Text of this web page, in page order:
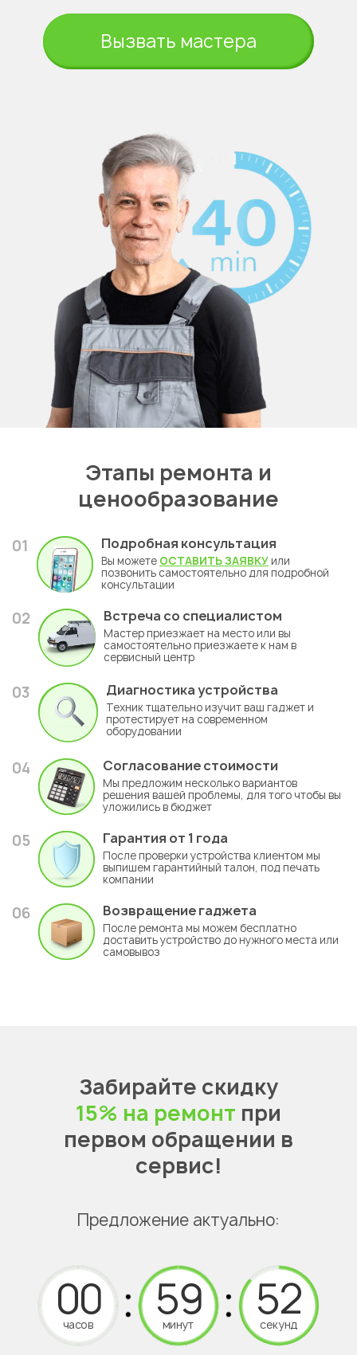
Вызвать мастера
Этапы ремонта и
ценообразование
01 Подробная консультация
Вы можете ОСТАВИТЬ ЗАЯВКУ или
позвонить самостоятельно для подробной
консультации
02 Встреча со специалистом
Мастер приезжает на место или вы
самостоятельно приезжаете к нам в
сервисный центр
03 Диагностика устройства
Техник тщательно изучит ваш гаджет и
протестирует на современном
оборудовании
04 Согласование стоимости
Мы предложим несколько вариантов
решения вашей проблемы, для того чтобы вы
уложились в бюджет
05 Гарантия от 1 года
После проверки устройства клиентом мы
выпишем гарантийный талон, под печать
компании
06 Возвращение гаджета
После ремонта мы можем бесплатно
доставить устройство до нужного места или
самовывоз
Забирайте скидку
15% на ремонт при
первом обращении в
сервис!
Предложение актуально:
часов минут секунд